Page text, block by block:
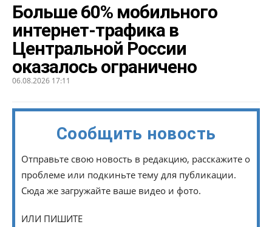
Больше 60% мобильного
интернет-трафика в
Центральной России
оказалось ограничено
06.08.2026 17:11
Сообщить новость
Отправьте свою новость в редакцию, расскажите о
проблеме или подкиньте тему для публикации.
Сюда же загружайте ваше видео и фото.
ИЛИ ПИШИТЕ